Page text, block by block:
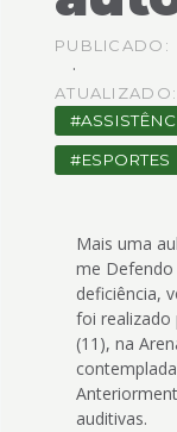
Acessibilidade
PUBLICADO:
ATUALIZADO:
ESPORTES
Mais uma
me Defendo
deficiência,
foi realizado
(11), na
auditivas.